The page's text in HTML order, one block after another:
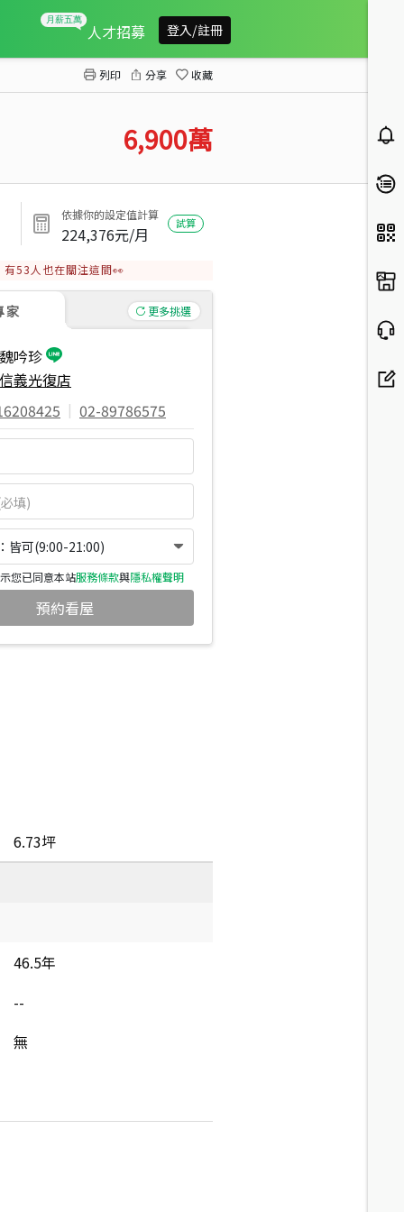
人才招募 登入/註冊
列印 分享 收藏
6,900萬
依據你的設定值計算
224,376元/月
試算
有53 人也在關注這間👀
家 更多挑選
魏吟珍
信義光復店
| 02-89786575
皆可(9:00-21:00)
您已同意本站服務條款與隱私權聲明
預約看屋
6.73坪
46.5年
--
無